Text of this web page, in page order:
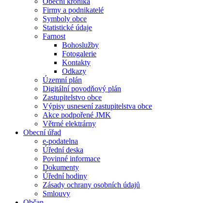
Firmy a podnikatelé
Symboly obce
Statistické údaje
Farnost
Bohoslužby
Fotogalerie
Kontakty
Odkazy
Územní plán
Digitální povodňový plán
Zastupitelstvo obce
Výpisy usnesení zastupitelstva obce
Akce podpořené JMK
Větrné elektrárny
Obecní úřad
e-podatelna
Úřední deska
Povinné informace
Dokumenty
Úřední hodiny
Zásady ochrany osobních údajů
Smlouvy